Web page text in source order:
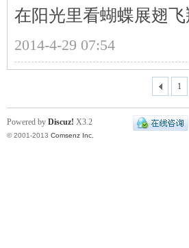
在阳光里看蝴蝶展翅
2014-4-29 07:54
1
Powered by Discuz! X3.2
© 2001-2013 Comsenz Inc.